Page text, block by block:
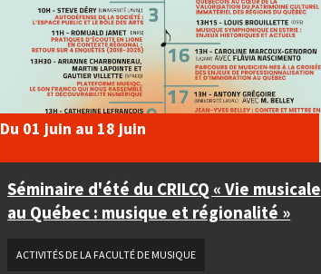
Séminaire d'été du CRILCQ « Vie musicale
au Québec : musique et régionalité »
Du 01 juin au 18 juin
ACTIVITÉS DE LA FACULTÉ DE MUSIQUE